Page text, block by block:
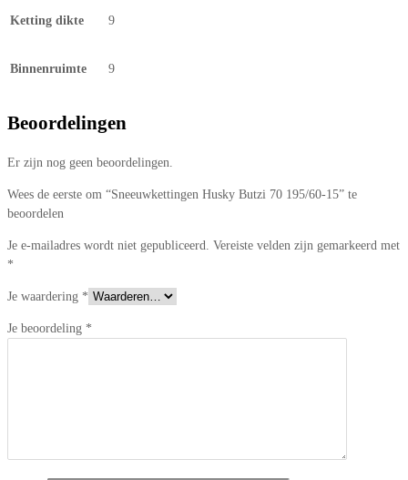
Ketting dikte 9
Binnenruimte 9
Beoordelingen
Er zijn nog geen beoordelingen.
Wees de eerste om “Sneeuwkettingen Husky Butzi 70 195/60-15” te
beoordelen
Je e-mailadres wordt niet gepubliceerd. Vereiste velden zijn gemarkeerd met
*
Je waardering *
Je beoordeling *